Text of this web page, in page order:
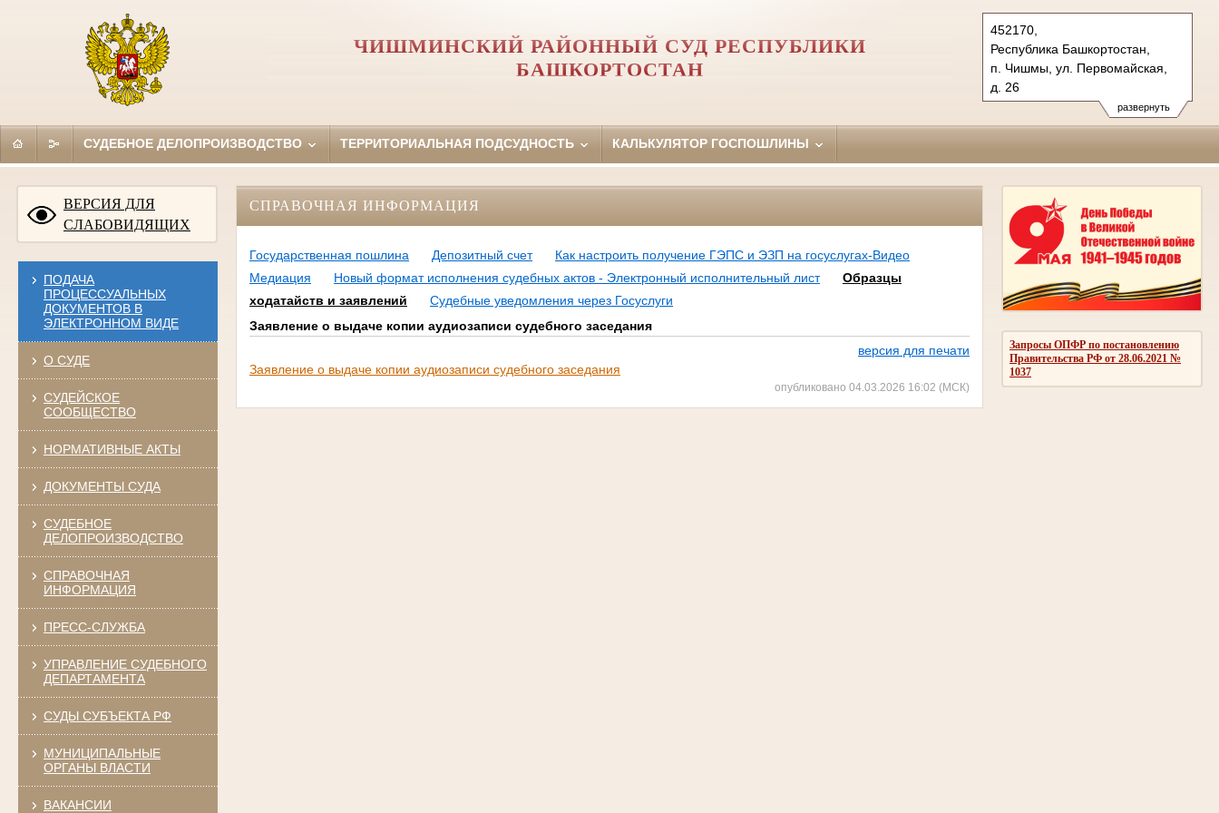
развернуть
452170,
Республика Башкортостан,
п. Чишмы, ул. Первомайская,
д. 26
Тел.: (34797) 2-28-43
chishmilinsky.bkr@sudrf.ru
ЧИШМИНСКИЙ РАЙОННЫЙ СУД РЕСПУБЛИКИ
БАШКОРТОСТАН
СУДЕБНОЕ ДЕЛОПРОИЗВОДСТВО ТЕРРИТОРИАЛЬНАЯ ПОДСУДНОСТЬ КАЛЬКУЛЯТОР ГОСПОШЛИНЫ
ВЕРСИЯ ДЛЯ
СЛАБОВИДЯЩИХ
ПОДАЧА
ПРОЦЕССУАЛЬНЫХ
ДОКУМЕНТОВ В
ЭЛЕКТРОННОМ ВИДЕ
О СУДЕ
СУДЕЙСКОЕ
СООБЩЕСТВО
НОРМАТИВНЫЕ АКТЫ
ДОКУМЕНТЫ СУДА
СУДЕБНОЕ
ДЕЛОПРОИЗВОДСТВО
СПРАВОЧНАЯ
ИНФОРМАЦИЯ
ПРЕСС-СЛУЖБА
УПРАВЛЕНИЕ СУДЕБНОГО
ДЕПАРТАМЕНТА
СУДЫ СУБЪЕКТА РФ
МУНИЦИПАЛЬНЫЕ
ОРГАНЫ ВЛАСТИ
ВАКАНСИИ
Запросы ОПФР по постановлению
Правительства РФ от 28.06.2021 №
1037
СПРАВОЧНАЯ ИНФОРМАЦИЯ
Государственная пошлина Депозитный счет
Как настроить получение ГЭПС и ЭЗП на госуслугах-Видео
Медиация
Новый формат исполнения судебных актов - Электронный исполнительный лист
Образцы
ходатайств и заявлений
Судебные уведомления через Госуслуги
Заявление о выдаче копии аудиозаписи судебного заседания
версия для печати
Заявление о выдаче копии аудиозаписи судебного заседания
опубликовано 04.03.2026 16:02 (МСК)